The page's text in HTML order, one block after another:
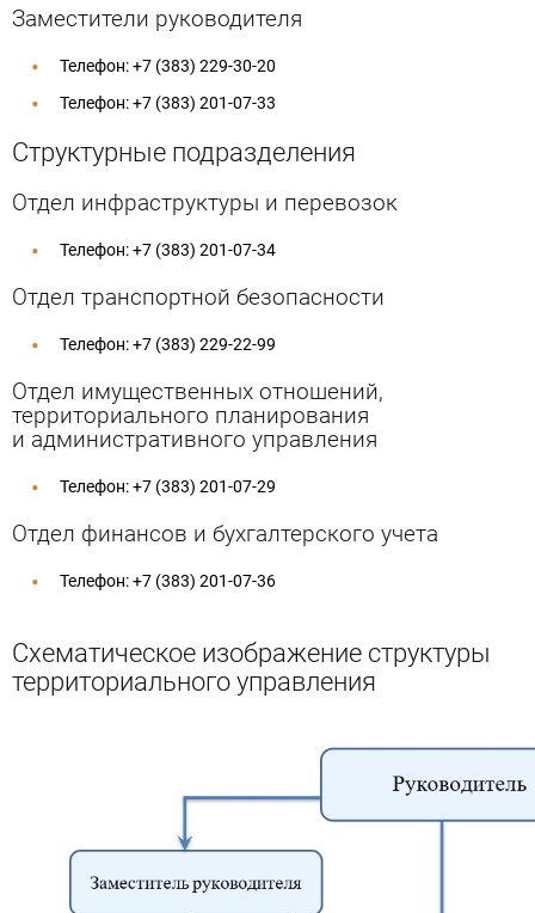
Закупки
Противодействие коррупции
Обеспечение доступности услуг
Крымская железная дорога
Реализация национального проекта "План
комплексной модернизации и расширения
магистральной инфраструктуры"
Информационное сообщение о проведении
генерального директора Федерального
государственного унитарного предприятия
Общественное мнение
Общественные инициативы
Отзывы о качестве созданных условий для
Заместители руководителя
Телефон: +7 (383) 229-30-20
Телефон: +7 (383) 201-07-33
Структурные подразделения
Отдел инфраструктуры и перевозок
Телефон: +7 (383) 201-07-34
Отдел транспортной безопасности
Телефон: +7 (383) 229-22-99
Отдел имущественных отношений,
территориального планирования
и административного управления
Телефон: +7 (383) 201-07-29
Отдел финансов и бухгалтерского учета
Телефон: +7 (383) 201-07-36
Схематическое изображение структуры
территориального управления